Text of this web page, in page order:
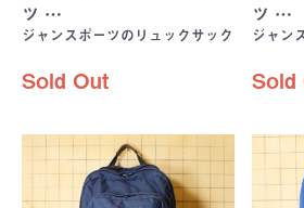
ツ …
ジャンスポーツのリュックサック
Sold Out
ツ …
ジャン
Sold